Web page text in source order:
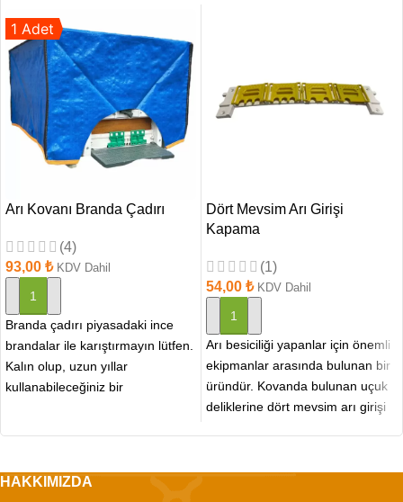
1 Adet
Arı Kovanı Branda Çadırı
(4)
93,00 ₺ KDV Dahil
SEPETE EKLE
Branda çadırı piyasadaki ince
brandalar ile karıştırmayın lütfen.
Kalın olup, uzun yıllar
kullanabileceğiniz bir
Dört Mevsim Arı Girişi
Kapama
(1)
54,00 ₺ KDV Dahil
SEPETE EKLE
Arı besiciliği yapanlar için önemli
ekipmanlar arasında bulunan bir
üründür. Kovanda bulunan uçuk
deliklerine dört mevsim arı girişi
HAKKIMIZDA